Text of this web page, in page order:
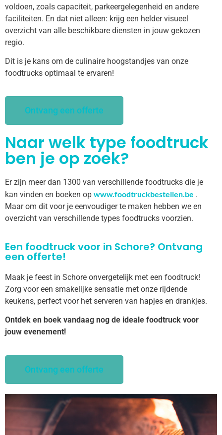
voldoen, zoals capaciteit, parkeergelegenheid en andere
faciliteiten. En dat niet alleen: krijg een helder visueel
overzicht van alle beschikbare diensten in jouw gekozen
regio.
Dit is je kans om de culinaire hoogstandjes van onze
foodtrucks optimaal te ervaren!
Ontvang een offerte
Naar welk type foodtruck
ben je op zoek?
Er zijn meer dan 1300 van verschillende foodtrucks die je
kan vinden en boeken op www.foodtruckbestellen.be .
Maar om dit voor je eenvoudiger te maken hebben we en
overzicht van verschillende types foodtrucks voorzien.
Een foodtruck voor in Schore? Ontvang
een offerte!
Maak je feest in Schore onvergetelijk met een foodtruck!
Zorg voor een smakelijke sensatie met onze rijdende
keukens, perfect voor het serveren van hapjes en drankjes.
Ontdek en boek vandaag nog de ideale foodtruck voor
jouw evenement!
Ontvang een offerte